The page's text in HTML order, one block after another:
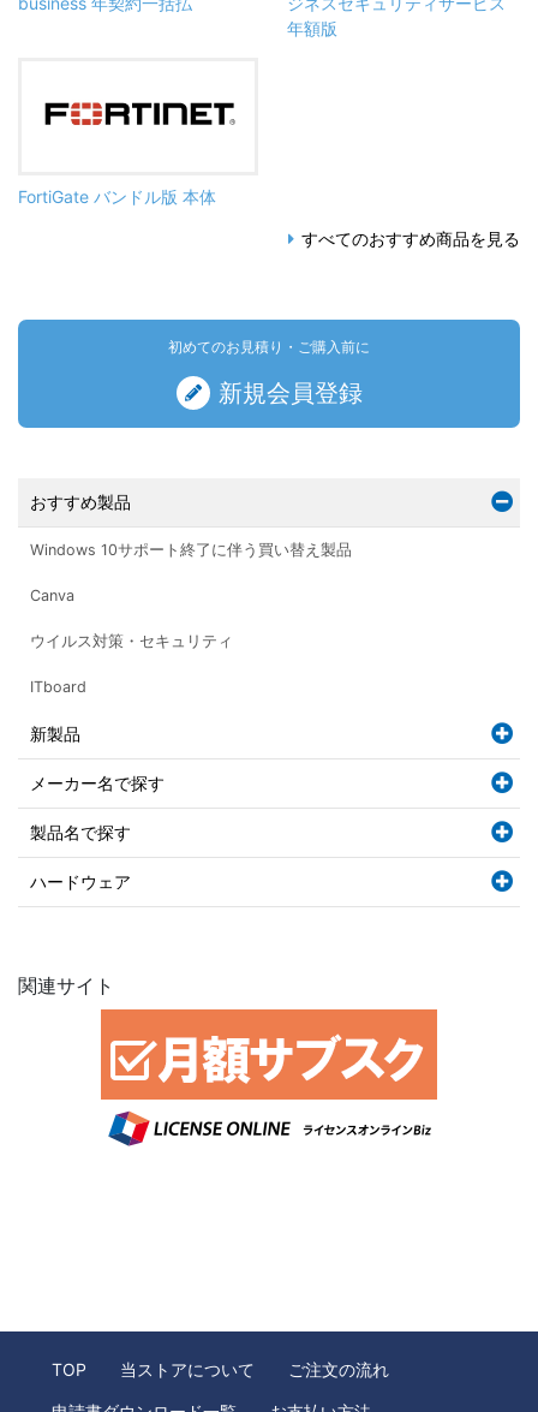
年額版
FortiGate バンドル版 本体
すべてのおすすめ商品を見る
初めてのお見積り・ご購入前に
新規会員登録
おすすめ製品
Windows 10サポート終了に伴う買い替え製品
Canva
ウイルス対策・セキュリティ
ITboard
新製品
メーカー名で探す
製品名で探す
ハードウェア
関連サイト
TOP 当ストアについて ご注文の流れ